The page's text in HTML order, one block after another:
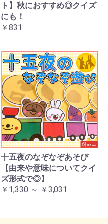
ト】秋におすすめ◎クイズ
にも！
￥831
十五夜のなぞなぞあそび
【由来や意味についてクイ
ズ形式で◎】
￥1,330 ～ ￥3,031